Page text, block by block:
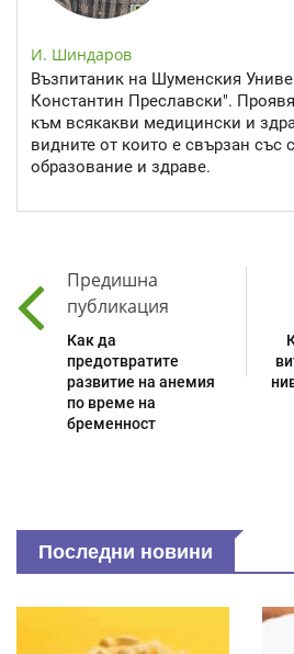
И. Шиндаров
Възпитаник на Шуменския
Константин Преславски".
към всякакви медицински и
видните от които е свързан със
образование и здраве.
Предишна
публикация
Как да
предотвратите
развитие на анемия
по време на
бременност
Последни новини